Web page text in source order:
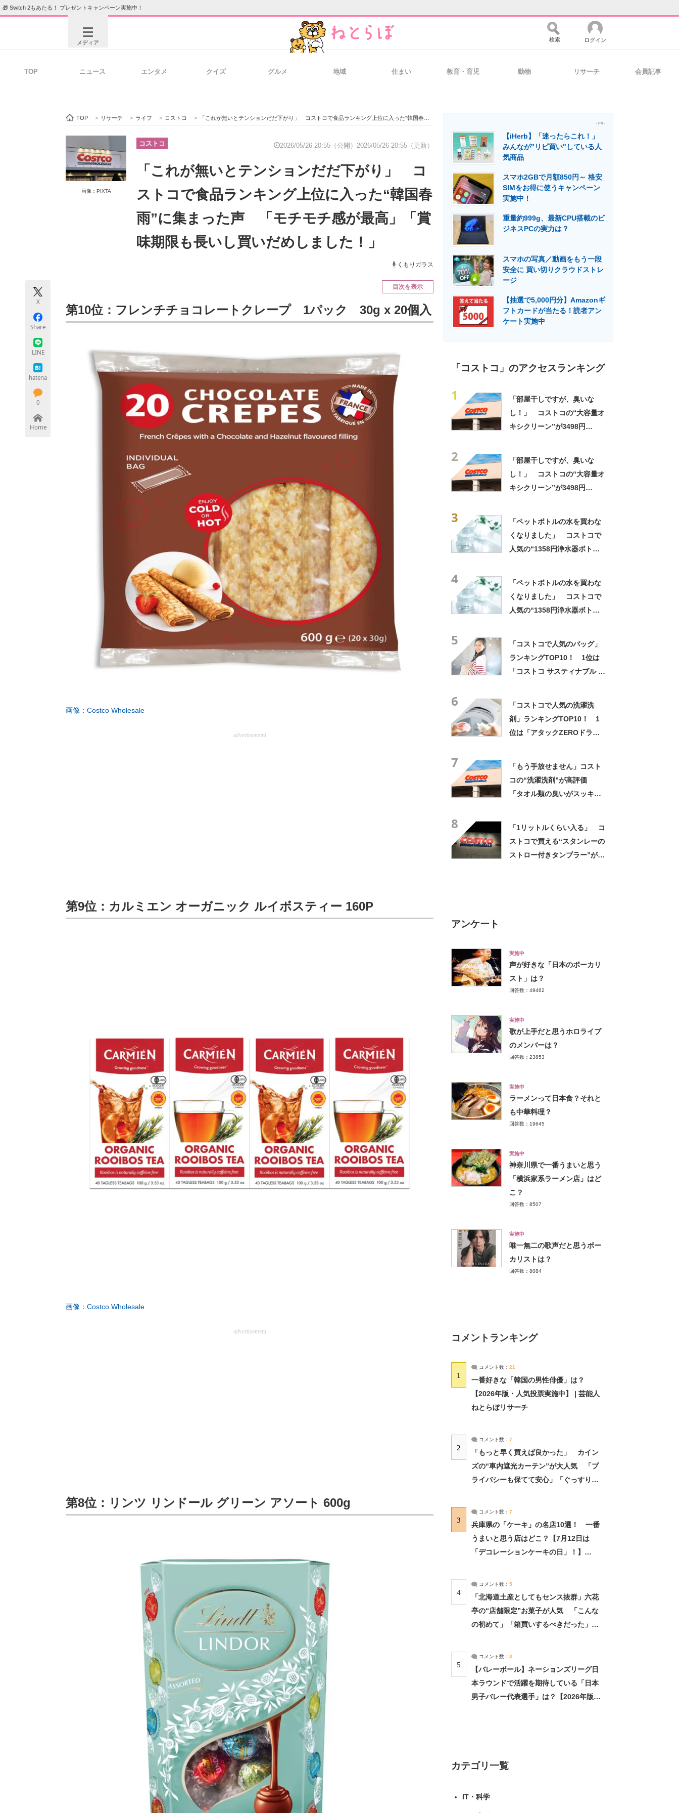
🎁 Switch 2もあたる！ プレゼントキャンペーン実施中！
メディア
ビジネスと働き方のヒント 経営リーダーのコミュニティ マーケ×ITの今がよく分かる
IT製品の技術・比較・事例 製造業のIT導入・活用を支援
モノづくり技術者専門サイト エレクトロニクス専門サイト エネルギーの専門メディア 建設×テクノロジーの最前線
検索 ログイン
TOP ニュース エンタメ クイズ グルメ 地域 住まい 教育・育児 動物 リサーチ 会員記事
TOP > リサーチ > ライフ > コストコ > 「これが無いとテンションだだ下がり」 コストコで食品ランキング上位に入った“韓国春雨”に集まった声 「モチモチ感が最高」「賞味期限も長いし買いだめしました！」
画像：PIXTA
コストコ 2026/05/26 20:55（公開） 2026/05/26 20:55（更新）
「これが無いとテンションだだ下がり」 コ
ストコで食品ランキング上位に入った“韓国春
雨”に集まった声 「モチモチ感が最高」「賞
味期限も長いし買いだめしました！」
くもりガラス
X
Share
LINE
hatena
0
Home
目次を表示
第10位：フレンチチョコレートクレープ 1パック 30g x 20個入
画像：Costco Wholesale
advertisement
第9位：カルミエン オーガニック ルイボスティー 160P
画像：Costco Wholesale
advertisement
第8位：リンツ リンドール グリーン アソート 600g
- PR -
【iHerb】「迷ったらこれ！」
みんなが"リピ買い"している人
気商品
スマホ2GBで月額850円～ 格安
SIMをお得に使うキャンペーン
実施中！
重量約999g、最新CPU搭載のビ
ジネスPCの実力は？
スマホの写真／動画をもう一段
安全に 買い切りクラウドストレ
ージ
【抽選で5,000円分】Amazonギ
フトカードが当たる！読者アン
ケート実施中
「コストコ」のアクセスランキング
1
「部屋干しですが、臭いな
し！」 コストコの“大容量オ
キシクリーン”が3498円
2
「部屋干しですが、臭いな
し！」 コストコの“大容量オ
キシクリーン”が3498円
3
「ペットボトルの水を買わな
くなりました」 コストコで
人気の“1358円浄水器ボト
4
「ペットボトルの水を買わな
くなりました」 コストコで
人気の“1358円浄水器ボト
5
「コストコで人気のバッグ」
ランキングTOP10！ 1位は
「コストコ サスティナブル ジ
6
「コストコで人気の洗濯洗
剤」ランキングTOP10！ 1
位は「アタックZEROドラム
7
「もう手放せません」コスト
コの“洗濯洗剤”が高評価
「タオル類の臭いがスッキリ
8
「1リットルくらい入る」 コ
ストコで買える“スタンレーの
ストロー付きタンブラー”が好
アンケート
実施中
声が好きな「日本のボーカリ
スト」は？
回答数：49462
実施中
歌が上手だと思うホロライブ
のメンバーは？
回答数：23853
実施中
ラーメンって日本食？それと
も中華料理？
回答数：19645
実施中
神奈川県で一番うまいと思う
「横浜家系ラーメン店」はど
こ？
回答数：8507
実施中
唯一無二の歌声だと思うボー
カリストは？
回答数：8084
コメントランキング
1
コメント数： 21
一番好きな「韓国の男性俳優」は？
【2026年版・人気投票実施中】 | 芸能人
ねとらぼリサーチ
2
コメント数： 7
「もっと早く買えば良かった」 カイン
ズの“車内遮光カーテン”が大人気 「プ
ライバシーも保てて安心」「ぐっすり眠
3
コメント数： 7
兵庫県の「ケーキ」の名店10選！ 一番
うまいと思う店はどこ？【7月12日は
「デコレーションケーキの日」！】
4
コメント数： 5
「北海道土産としてもセンス抜群」六花
亭の“店舗限定”お菓子が人気 「こんな
の初めて」「箱買いするべきだった」
5
コメント数： 3
【バレーボール】ネーションズリーグ日
本ラウンドで活躍を期待している「日本
男子バレー代表選手」は？【2026年版・
カテゴリ一覧
IT・科学